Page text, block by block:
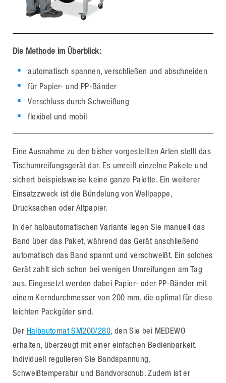
Die Methode im Überblick:
automatisch spannen, verschließen und abschneiden
für Papier- und PP-Bänder
Verschluss durch Schweißung
flexibel und mobil
Eine Ausnahme zu den bisher vorgestellten Arten stellt das
Tischumreifungsgerät dar. Es umreift einzelne Pakete und
sichert beispielsweise keine ganze Palette. Ein weiterer
Einsatzzweck ist die Bündelung von Wellpappe,
Drucksachen oder Altpapier.
In der halbautomatischen Variante legen Sie manuell das
Band über das Paket, während das Gerät anschließend
automatisch das Band spannt und verschweißt. Ein solches
Gerät zahlt sich schon bei wenigen Umreifungen am Tag
aus. Eingesetzt werden dabei Papier- oder PP-Bänder mit
einem Kerndurchmesser von 200 mm, die optimal für diese
leichten Packgüter sind.
Der Halbautomat SM200/280, den Sie bei MEDEWO
erhalten, überzeugt mit einer einfachen Bedienbarkeit.
Individuell regulieren Sie Bandspannung,
Schweißtemperatur und Bandvorschub. Zudem ist er